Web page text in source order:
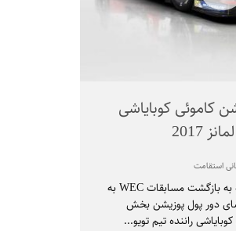
کاموئی کوبایاشی
2017
استقامت
موتور اسپرت ایران - با توجه به بازگشت مسابقات WEC به
دور پول پوزیشن بخش
...